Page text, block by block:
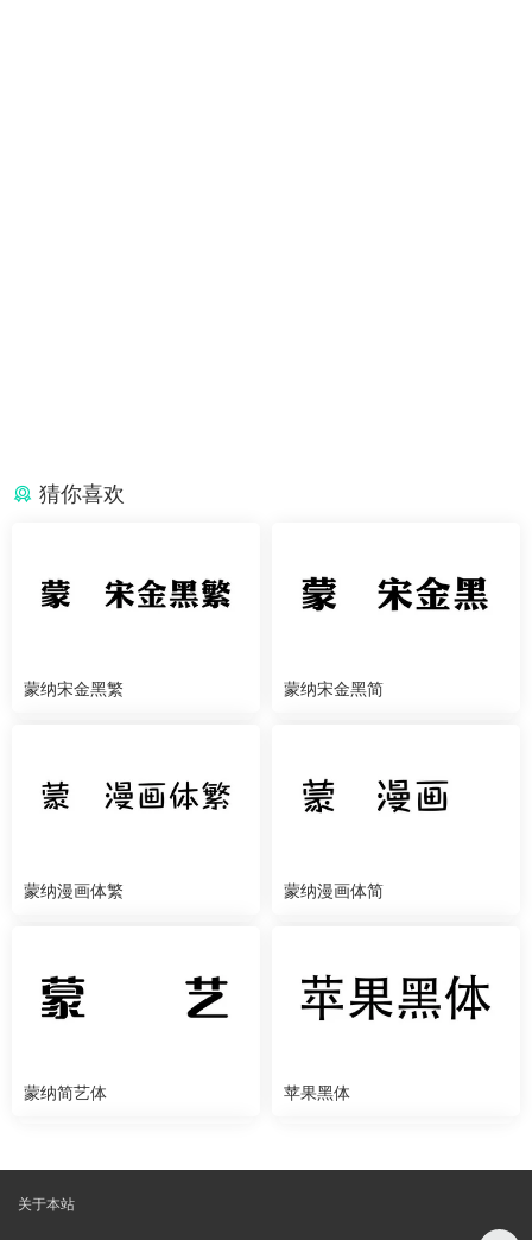
猜你喜欢
蒙纳宋金黑繁 蒙纳宋金黑简
蒙纳漫画体繁 蒙纳漫画体简
蒙纳简艺体 苹果黑体
关于本站